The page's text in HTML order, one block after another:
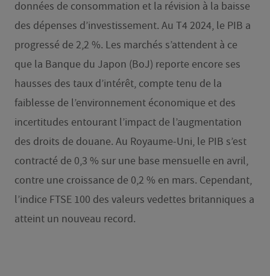
données de consommation et la révision à la baisse
des dépenses d’investissement. Au T4 2024, le PIB a
progressé de 2,2 %. Les marchés s’attendent à ce
que la Banque du Japon (BoJ) reporte encore ses
hausses des taux d’intérêt, compte tenu de la
faiblesse de l’environnement économique et des
incertitudes entourant l’impact de l’augmentation
des droits de douane. Au Royaume-Uni, le PIB s’est
contracté de 0,3 % sur une base mensuelle en avril,
contre une croissance de 0,2 % en mars. Cependant,
l’indice FTSE 100 des valeurs vedettes britanniques a
atteint un nouveau record.